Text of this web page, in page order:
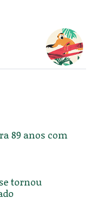
89 anos com
tornou